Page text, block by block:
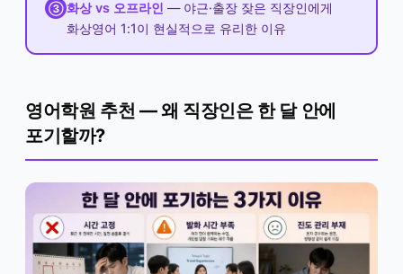
③ 화상 vs 오프라인 — 야근·출장 잦은 직장인에게
화상영어 1:1이 현실적으로 유리한 이유
영어학원 추천 — 왜 직장인은 한 달 안에
포기할까?